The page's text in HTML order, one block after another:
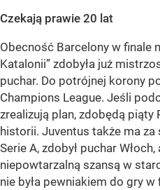
Czekają prawie 20 lat
Obecność Barcelony w finale
Katalonii” zdobyła już
puchar. Do potrójnej korony
Champions League. Jeśli
zrealizują plan, zdobędą piąty
historii. Juventus także ma za
Serie A, zdobył puchar
niepowtarzalną szansą w
nie była pewniakiem do gry